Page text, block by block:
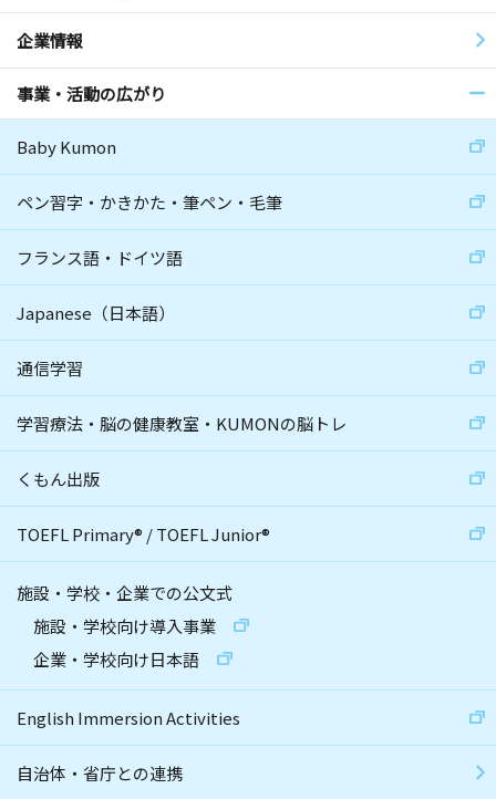
企業情報
事業・活動の広がり
Baby Kumon
ペン習字・かきかた・筆ペン・毛筆
フランス語・ドイツ語
Japanese（日本語）
通信学習
学習療法・脳の健康教室・KUMONの脳トレ
くもん出版
TOEFL Primary® /TOEFL Junior®
施設・学校・企業での公文式
施設・学校向け導入事業
企業・学校向け日本語
English Immersion Activities
自治体・省庁との連携